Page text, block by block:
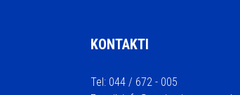
KONTAKTI
Tel: 044 / 672 - 005